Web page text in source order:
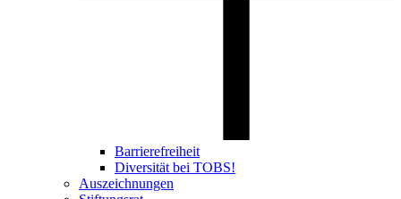
Barrierefreiheit
Diversität bei TOBS!
Auszeichnungen